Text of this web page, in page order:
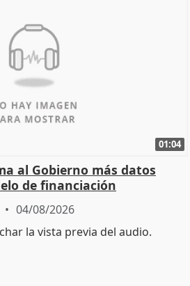
01:04
al Gobierno más datos
de financiación
04/08/2026